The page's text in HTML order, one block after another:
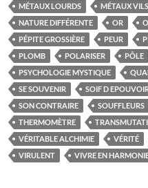
MÉTAUX LOURDS
MÉTAUX VILS
NATURE DIFFÉRENTE
OR
PÉPITE GROSSIÈRE
PEUR
PLOMB
POLARISER PÔLE
PSYCHOLOGIE MYSTIQUE
SE SOUVENIR
SOIF D
SON CONTRAIRE
SOUFFLEURS
THERMOMÈTRE
VÉRITABLE ALCHIMIE
VÉRITÉ
VIRULENT
VIVRE EN